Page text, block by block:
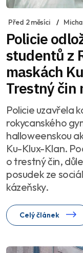
Před 2 měsíci
Policie
studentů z
maskách
Trestný čin
Policie uzavřela
rokycanského
halloweenskou
Ku-Klux-Klan.
o trestný čin,
posudek ze
kázeňsky.
Celý článek